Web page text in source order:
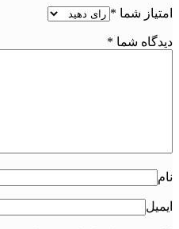
امتیاز شما *
دیدگاه شما *
نام
ایمیل